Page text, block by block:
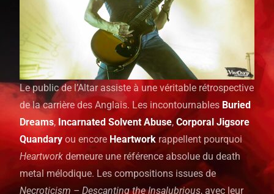
Le public de l’Altar assiste à une véritable rétrospective
de la carrière des Anglais. Les incontournables Buried
Dreams, Incarnated Solvent Abuse,Corporal Jigsore
Quandary ou encore Heartwork rappellent pourquoi
Heartwork demeure une référence absolue du death
metal mélodique. Les compositions issues de
Necroticism – Descanting the Insalubrious, avec leur